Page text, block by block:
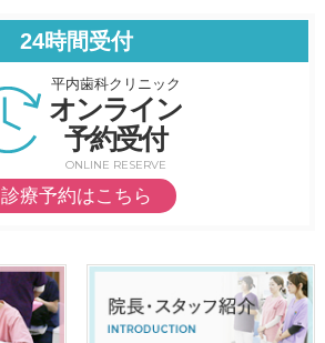
24時間受付
平内歯科クリニック
オンライン
予約受付
ONLINE RESERVE
診療予約はこちら